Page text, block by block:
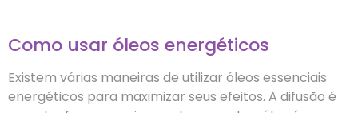
Como usar óleos energéticos
Existem várias maneiras de utilizar óleos essenciais
energéticos para maximizar seus efeitos. A difusão é